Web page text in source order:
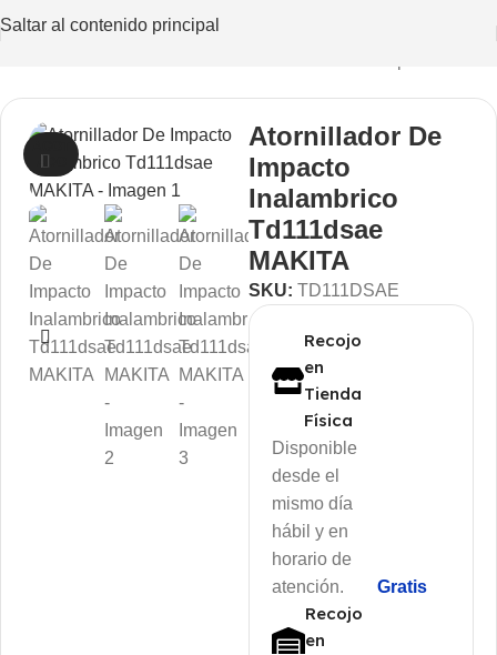
Saltar al contenido principal
Atornillador De
Impacto
Inalambrico
Td111dsae
MAKITA
SKU: TD111DSAE
Recojo
en
Tienda
Física
Disponible
desde el
mismo día
hábil y en
horario de
atención.
Gratis
Recojo
en